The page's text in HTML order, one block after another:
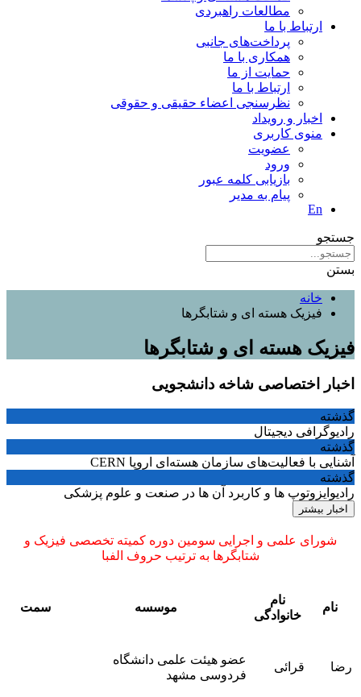
مطالعات راهبردی
ارتباط با ما
پرداخت‌های جانبی
همکاری با ما
حمايت از ما
ارتباط با ما
نظر‌سنجی اعضاء حقیقی و حقوقی
اخبار و رويداد
منوی کاربری
عضویت
ورود
بازیابی کلمه عبور
پیام به مدير
En
جستجو
بستن
خانه
فیزیک هسته ای و شتابگرها
فیزیک هسته ای و شتابگرها
اخبار اختصاصی شاخه دانشجویی
گذشته
رادیوگرافی دیجیتال
گذشته
آشنایی با فعالیت‌های سازمان هسته‌ای اروپا CERN
گذشته
رادیوایزوتوپ ها و کاربرد آن ها در صنعت و علوم پزشکی
اخبار بیشتر
شورای علمی و اجرایی سومین دوره کمیته تخصصی فيزيک و
شتابگرها به ترتیب حروف الفبا
نام
نام
خانوادگی
موسسه سمت
رضا قرائی
عضو هیئت علمی دانشگاه
فردوسی مشهد